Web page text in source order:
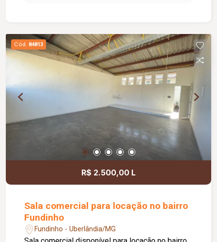
banheiros feminino e masculino com
acessibilidade, controle de acesso facial, água
inclusa no condomínio, zelador e limpeza das
áreas comuns, copa, DML (Depósito de Material
de Limpeza), sistema de ronda, alarme, câmeras
de segurança e internet disponível. Como
diferencial, existe a possibilidade de ampliação
da área da sala, conforme a necessidade do
locatário. Entre em contato para mais
informações e agende uma visita.
Cód. 84813
R$ 2.500,00 L
Sala comercial para locação no bairro
Fundinho
Fundinho - Uberlândia/MG